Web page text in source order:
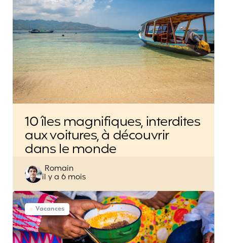
10 îles magnifiques, interdites
aux voitures, à découvrir
dans le monde
Posted
by
Romain
il y a 6 mois
Vacances